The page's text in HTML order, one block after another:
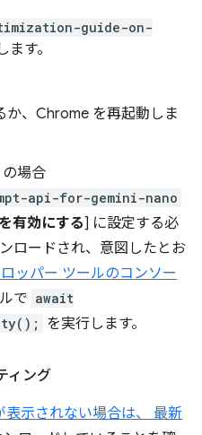
guide-on-
ます。
か、Chrome を再起動しま
場合
api-for-gemini-nano
有効にする] に設定する必
ロードされ、意図したとお
ッパー ツールのコンソー
で await
を実行します。
ィング
表示されない場合は、 最新